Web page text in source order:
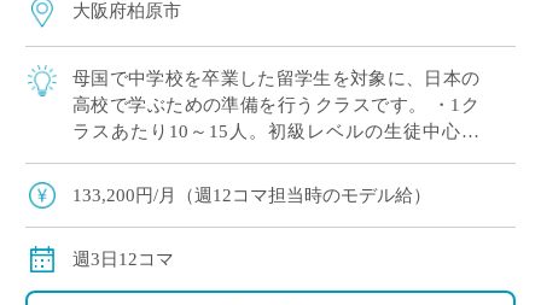
大阪府柏原市
母国で中学校を卒業した留学生を対象に、日本の
高校で学ぶための準備を行うクラスです。 ・1ク
ラスあたり10～15人。初級レベルの生徒中心で
す。 ・日本語クラスを担当している教員が複数い
るので、安心の環境です ・大阪府河内エ […]
133,200円/月（週12コマ担当時のモデル給）
週3日12コマ